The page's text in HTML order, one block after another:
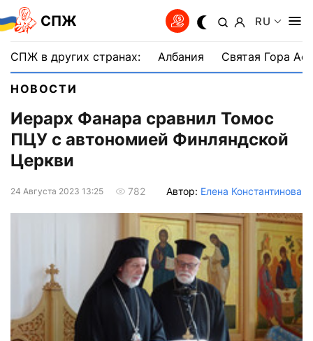
СПЖ RU
СПЖ в других странах: Албания Святая Гора
НОВОСТИ
Иерарх Фанара сравнил Томос
ПЦУ с автономией Финляндской
Церкви
24 Августа 2023 13:25 782 Автор: Елена Константинова